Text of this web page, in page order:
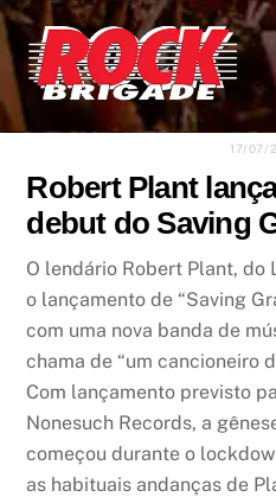
Skip
to
content
17/07/
Robert Plant
debut do Saving
O lendário Robert Plant, do
o lançamento de “Saving
com uma nova banda de
chama de “um cancioneiro
Com lançamento previsto
Nonesuch Records, a
começou durante o
as habituais andanças de